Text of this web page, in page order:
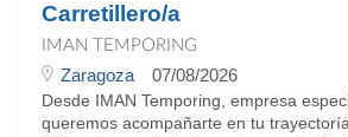
Carretillero/a
IMAN TEMPORING
Zaragoza 07/08/2026
Desde IMAN Temporing, empresa
queremos acompañarte en tu